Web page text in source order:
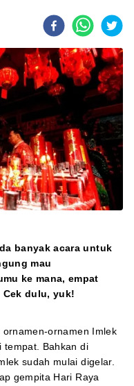
banyak acara untuk
mau
ke mana, empat
dulu, yuk!
ornamen Imlek
tempat. Bahkan di
sudah mulai digelar.
gempita Hari Raya